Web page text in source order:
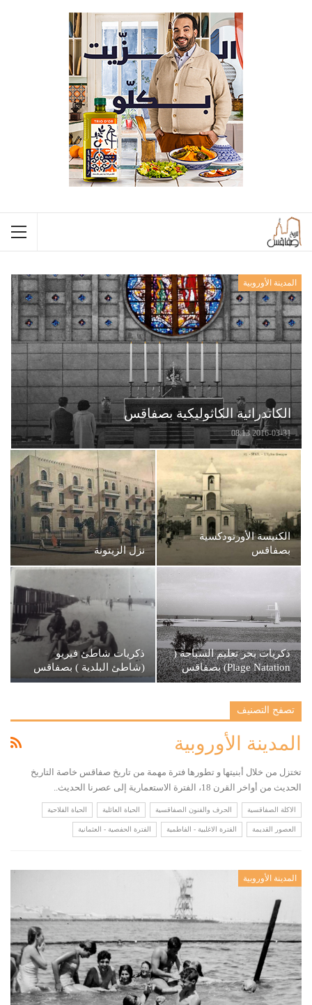
المدينة الأوروبية
الكاتدرائية الكاثوليكية بصفاقس
2016-03-31 08:13
الكنيسة الأورتودكسية
بصفاقس
نزل الزيتونة
ذكريات بحر تعليم السباحة (
Plage Natation) بصفاقس
ذكريات شاطئ فيريو
(شاطئ البلدية ) بصفاقس
تصفح التصنيف
المدينة الأوروبية
تختزل من خلال أبنيتها و تطورها فترة مهمة من تاريخ صفاقس خاصة التاريخ
الحديث من أواخر القرن 18، الفترة الاستعمارية إلى عصرنا الحديث..
الاكلة الصفاقسية الحرف والفنون الصفاقسية الحياة العائلية الحياة الفلاحية
العصور القديمة الفترة الاغلبية - الفاطمية الفترة الحفصية - العثمانية
المدينة الأوروبية